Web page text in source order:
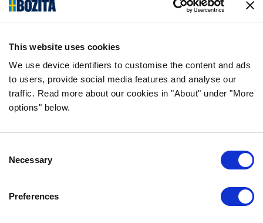
This website uses cookies
We use device identifiers to customise the content and ads
to users, provide social media features and analyse our
traffic. Read more about our cookies in "About" under "More
options" below.
Selection
Necessary
Preferences
natürlich und einfach. Wir stellen unser
Hunde- und Katzenfutter aus hochwertigen
FOLGE UNS AUF SOCIAL MEDIA
FAQ